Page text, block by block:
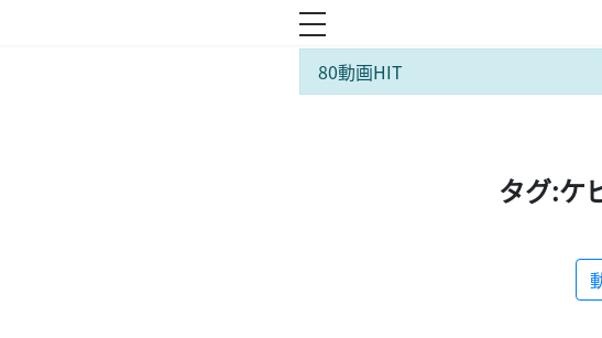
toggle navigation
80動画HIT
タグ:ケ